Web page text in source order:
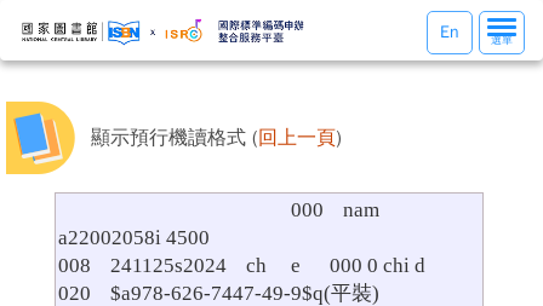
選
單
選單
En
顯示預行機讀格式 (回上一頁)